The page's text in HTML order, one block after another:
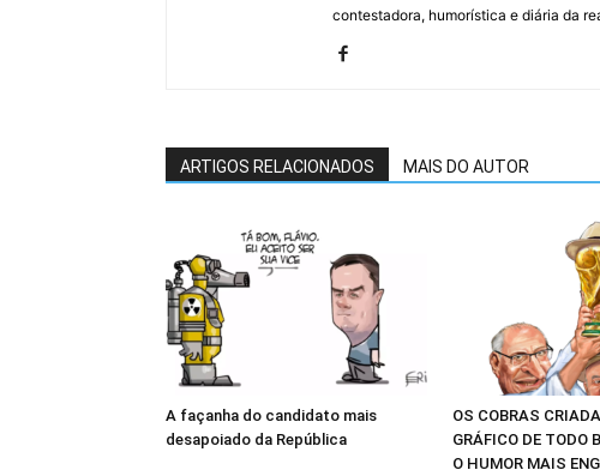
contestadora, humorística e diária da
ARTIGOS RELACIONADOS MAIS DO AUTOR
A façanha do candidato mais
desapoiado da República
OS COBRAS
GRÁFICO DE TODO
O HUMOR MAIS